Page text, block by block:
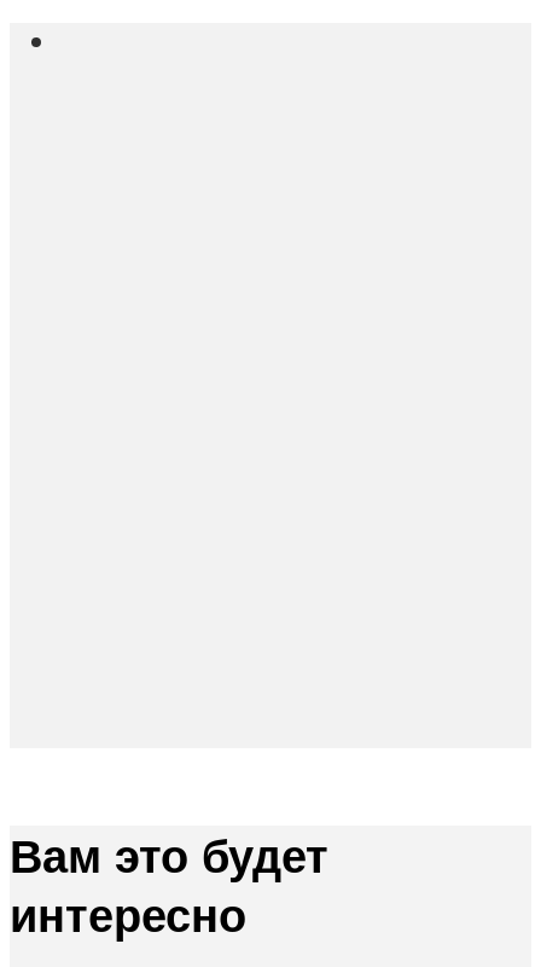
Вам это будет
интересно